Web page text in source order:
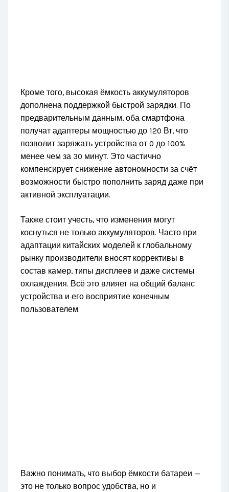
Кроме того, высокая ёмкость аккумуляторов
дополнена поддержкой быстрой зарядки. По
предварительным данным, оба смартфона
получат адаптеры мощностью до 120 Вт, что
позволит заряжать устройства от 0 до 100%
менее чем за 30 минут. Это частично
компенсирует снижение автономности за счёт
возможности быстро пополнить заряд даже при
активной эксплуатации.
Также стоит учесть, что изменения могут
коснуться не только аккумуляторов. Часто при
адаптации китайских моделей к глобальному
рынку производители вносят коррективы в
состав камер, типы дисплеев и даже системы
охлаждения. Всё это влияет на общий баланс
устройства и его восприятие конечным
пользователем.
Важно понимать, что выбор ёмкости батареи —
это не только вопрос удобства, но и